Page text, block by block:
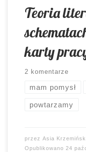
Teoria
karty
2 komentarze
mam pomysł
powtarzamy
przez Asia
Opublikowano 24